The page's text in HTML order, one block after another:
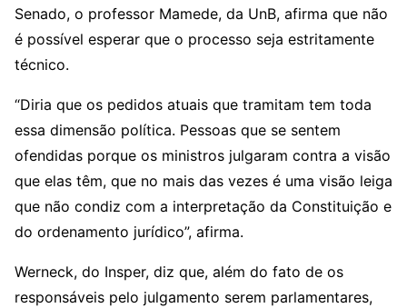
Senado, o professor Mamede, da UnB, afirma que não
é possível esperar que o processo seja estritamente
técnico.
“Diria que os pedidos atuais que tramitam tem toda
essa dimensão política. Pessoas que se sentem
ofendidas porque os ministros julgaram contra a visão
que elas têm, que no mais das vezes é uma visão leiga
que não condiz com a interpretação da Constituição e
do ordenamento jurídico”, afirma.
Werneck, do Insper, diz que, além do fato de os
responsáveis pelo julgamento serem parlamentares,